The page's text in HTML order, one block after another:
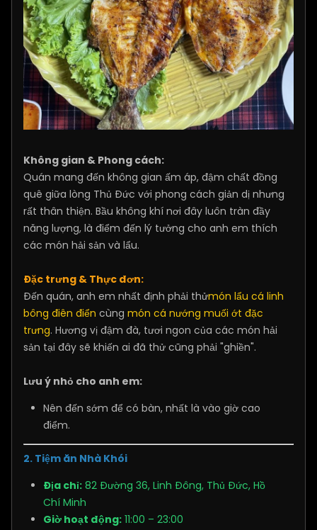
Không gian & Phong cách:
Quán mang đến không gian ấm áp, đậm chất đồng
quê giữa lòng Thủ Đức với phong cách giản dị nhưng
rất thân thiện. Bầu không khí nơi đây luôn tràn đầy
năng lượng, là điểm đến lý tưởng cho anh em thích
các món hải sản và lẩu.
Đặc trưng & Thực đơn:
Đến quán, anh em nhất định phải thửmón lẩu cá linh
bông điên điển cùng món cá nướng muối ớt đặc
trưng. Hương vị đậm đà, tươi ngon của các món hải
sản tại đây sẽ khiến ai đã thử cũng phải "ghiền".
Lưu ý nhỏ cho anh em:
Nên đến sớm để có bàn, nhất là vào giờ cao
điểm.
2. Tiệm ăn Nhà Khói
Địa chỉ: 82 Đường 36, Linh Đông, Thủ Đức, Hồ
Chí Minh
Giờ hoạt động: 11:00 – 23:00